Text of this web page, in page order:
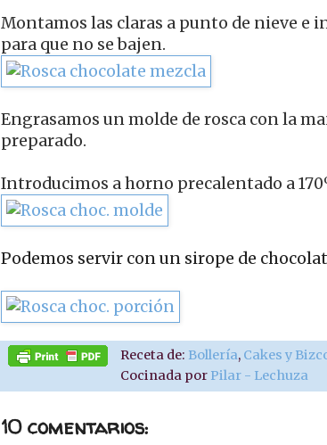
Montamos las claras a punto de nieve e
para que no se bajen.
Engrasamos un molde de rosca con la
preparado.
Introducimos a horno precalentado a
Podemos servir con un sirope de
Receta de: Bollería, Cakes y
Cocinada por Pilar - Lechuza
10 comentarios: